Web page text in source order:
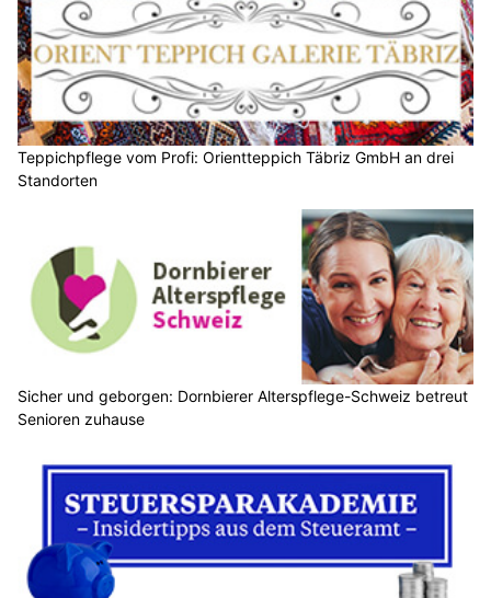
Teppichpflege vom Profi: Orientteppich Täbriz GmbH an drei
Standorten
Sicher und geborgen: Dornbierer Alterspflege-Schweiz betreut
Senioren zuhause